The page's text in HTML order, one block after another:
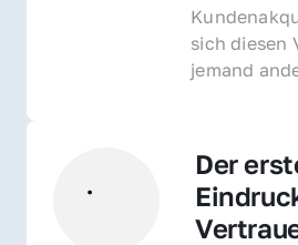
sich diesen
jemand
Der